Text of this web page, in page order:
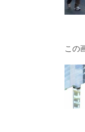
この